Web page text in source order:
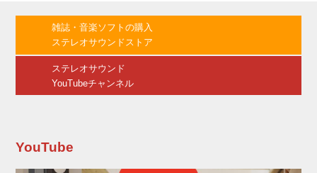
ップ。低圧迫と高遮音性の両立を実現するテー
パード型構造設計と、音質変化を防ぎつつ異物
雑誌・音楽ソフトの購入
ステレオサウンドストア
ステレオサウンド
YouTubeチャンネル
YouTube